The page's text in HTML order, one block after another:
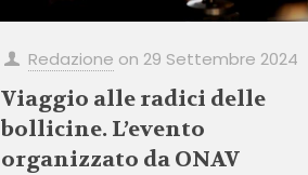
Redazione on 29 Settembre 2024
Viaggio alle radici delle
bollicine. L’evento
organizzato da ONAV